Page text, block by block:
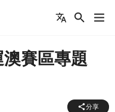
賽區專題
分享